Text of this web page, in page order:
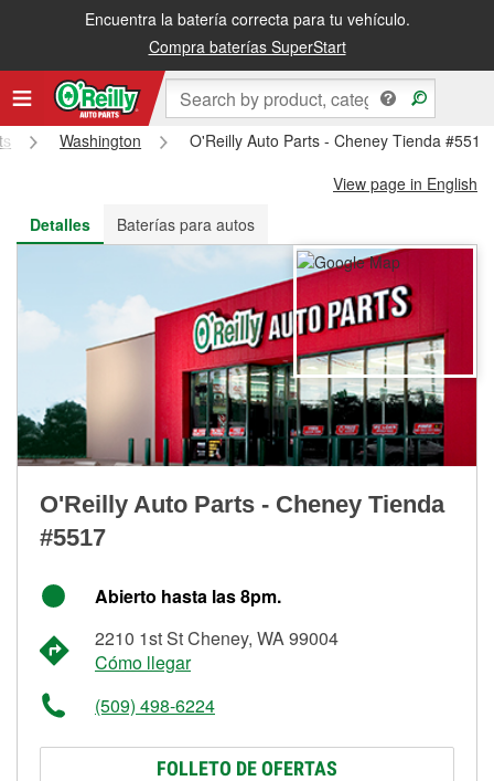
Encuentra la batería correcta para tu vehículo.
Compra baterías SuperStart
Recibe tu orden gratis al día siguiente o recógela en la tienda
Washington
O'Reilly Auto Parts - Cheney Tienda #5517
View page in English
Detalles
Baterías para autos
O'Reilly Auto Parts - Cheney Tienda
#5517
Abierto hasta las 8pm.
2210 1st St Cheney, WA 99004
Cómo llegar
(509) 498-6224
FOLLETO DE OFERTAS